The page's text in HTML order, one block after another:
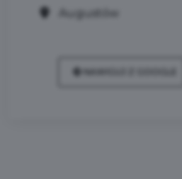
Augustów